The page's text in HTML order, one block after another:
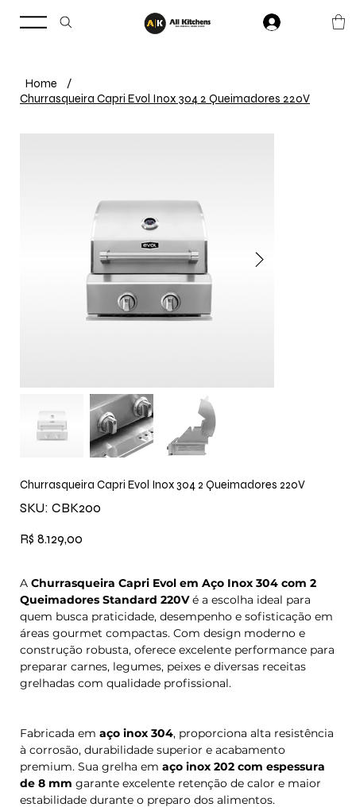
Home
/
Churrasqueira Capri Evol Inox 304 2 Queimadores 220V
Churrasqueira Capri Evol Inox 304 2 Queimadores 220V
SKU:
SKU
CBK200
CBK200
Preço
R$ 8.129,00
A Churrasqueira Capri Evol em Aço Inox 304 com 2
Queimadores Standard 220Vé a escolha ideal para
quem busca praticidade, desempenho e sofisticação em
áreas gourmet compactas. Com design moderno e
construção robusta, oferece excelente performance para
preparar carnes, legumes, peixes e diversas receitas
grelhadas com qualidade profissional.
Fabricada em aço inox 304, proporciona alta resistência
à corrosão, durabilidade superior e acabamento
premium. Sua grelha em aço inox 202 com espessura
de 8 mm garante excelente retenção de calor e maior
estabilidade durante o preparo dos alimentos.